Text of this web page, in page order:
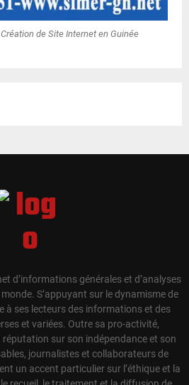
de Site Internet en Guinée
d’informations générales et d’analyses
monde. S’appuyant sur le dynamisme de
à ses lecteurs des informations et des
et variées. Outre sa pro-activité,
réputation sur son indépendance et son
journalistes et collaborateurs de
un accent particulier sur l’éthique et la